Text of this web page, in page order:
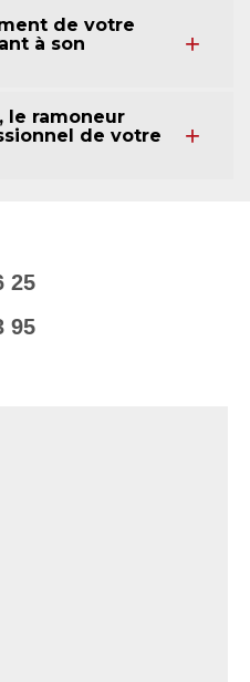
de votre
à son
le ramoneur
de votre
25
95